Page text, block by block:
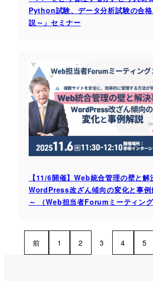
Python試験、データ分析試験の合
説～」セミナー
【11/6開催】Web統合管理の壁と
WordPress改ざん傾向の変化と事例
～ （Web担当者Forumミーティン
前 1 2 3 4 5